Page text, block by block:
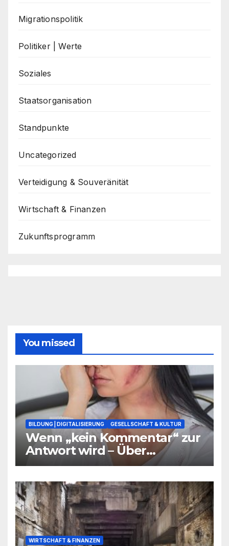
Migrationspolitik
Politiker | Werte
Soziales
Staatsorganisation
Standpunkte
Uncategorized
Verteidigung & Souveränität
Wirtschaft & Finanzen
Zukunftsprogramm
You missed
BILDUNG | DIGITALISIERUNG GESELLSCHAFT & KULTUR
Wenn „kein Kommentar“ zur
Antwort wird – Über
Warnsignale aus Schulen, die
WIRTSCHAFT & FINANZEN